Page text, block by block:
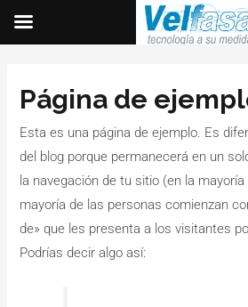
Página de
Esta es una página de ejemplo. Es
del blog porque permanecerá en un
la navegación de tu sitio (en la
mayoría de las personas comienzan
de» que les presenta a los visitantes
Podrías decir algo así: